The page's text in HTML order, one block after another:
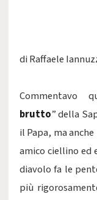
di Raffaele
brutto”della
il Papa, ma
amico ciellino
diavolo fa le
più